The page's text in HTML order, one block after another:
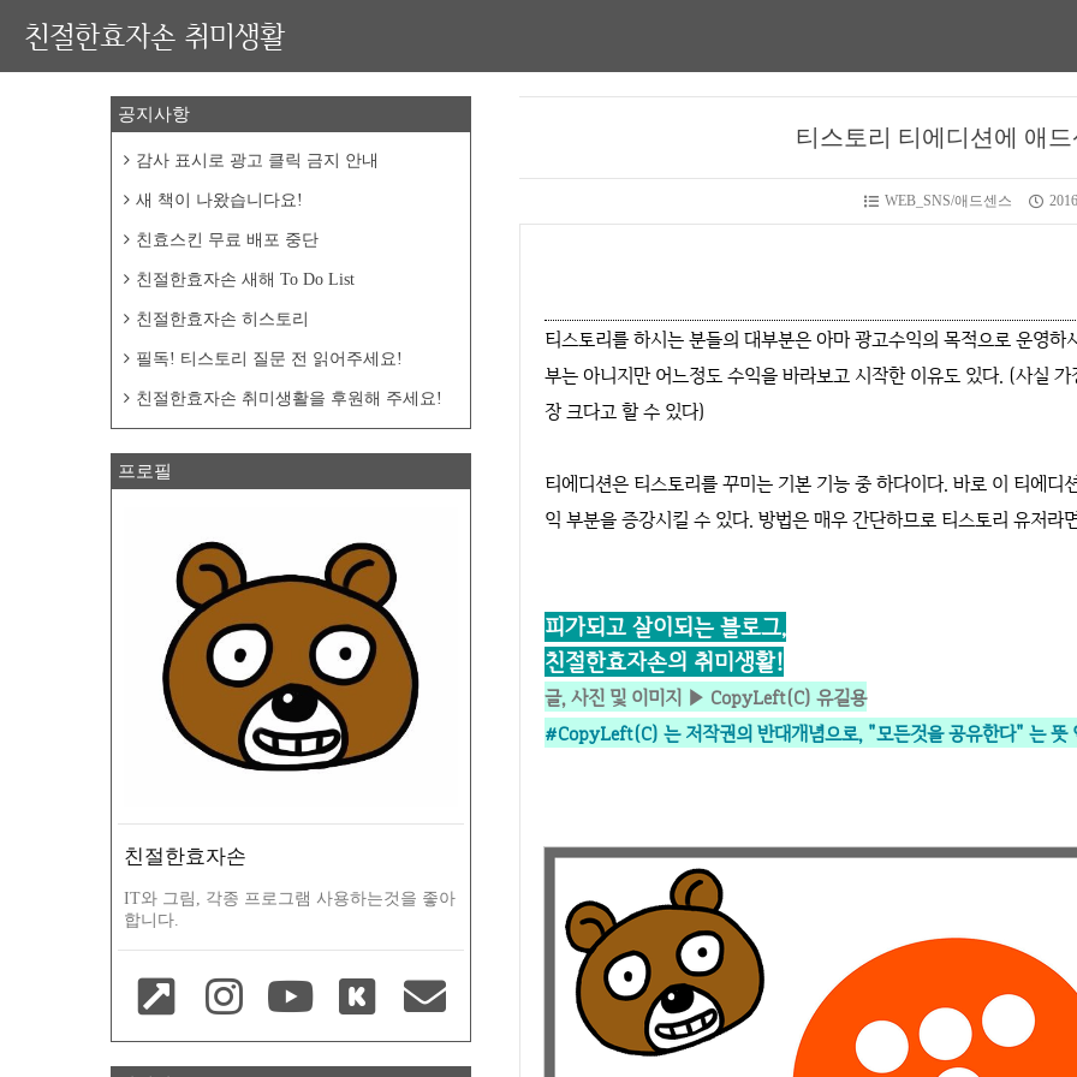
친절한효자손 취미생활
티스토리 티에디션에 애
WEB_SNS/애드센스
티스토리를 하시는 분들의 대부분은 아마 광고수익의 목적으로 운영
부는 아니지만 어느정도 수익을 바라보고 시작한 이유도 있다. (사실
장 크다고 할 수 있다)
티에디션은 티스토리를 꾸미는 기본 기능 중 하다이다. 바로 이 티에
익 부분을 증강시킬 수 있다. 방법은 매우 간단하므로 티스토리 유저라
피가되고 살이되는 블로그,
친절한효자손의 취미생활!
글, 사진 및 이미지 ▶ CopyLeft(C) 유길용
#CopyLeft(C) 는 저작권의 반대개념으로, "모든것을 공유한다" 는 뜻
공지사항
감사 표시로 광고 클릭 금지 안내
새 책이 나왔습니다요!
친효스킨 무료 배포 중단
친절한효자손 새해 To Do List
친절한효자손 히스토리
필독! 티스토리 질문 전 읽어주세요!
친절한효자손 취미생활을 후원해 주세요!
프로필
친절한효자손
IT와 그림, 각종 프로그램 사용하는것을 좋아
합니다.